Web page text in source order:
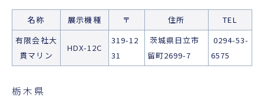
名称 展示機種 〒 住所
TEL
有限会社大
貫マリン
HDX-12C
319-12
31
茨城県日立市
留町2699-7
0294-53-
6575
栃木県